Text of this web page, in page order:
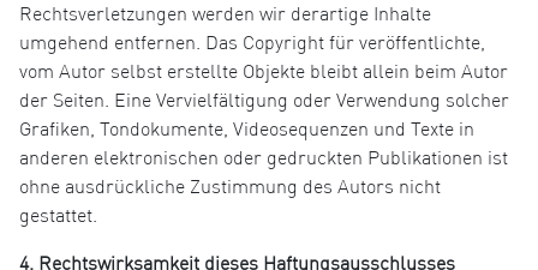
Rechtsverletzungen werden wir derartige Inhalte
umgehend entfernen. Das Copyright für veröffentlichte,
vom Autor selbst erstellte Objekte bleibt allein beim Autor
der Seiten. Eine Vervielfältigung oder Verwendung solcher
Grafiken, Tondokumente, Videosequenzen und Texte in
anderen elektronischen oder gedruckten Publikationen ist
ohne ausdrückliche Zustimmung des Autors nicht
gestattet.
4. Rechtswirksamkeit dieses Haftungsausschlusses